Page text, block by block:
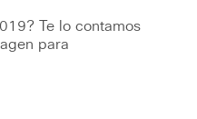
Te lo contamos
para